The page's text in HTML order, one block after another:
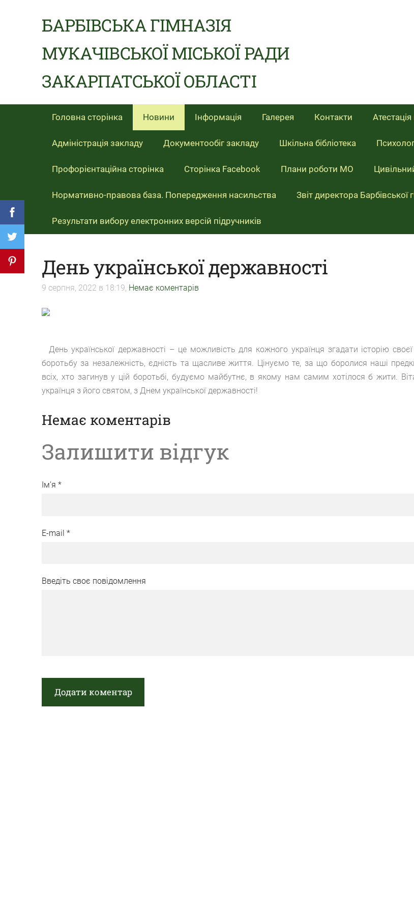
БАРБІВСЬКА ГІМНАЗІЯ
МУКАЧІВСЬКОЇ МІСЬКОЇ РАДИ
ЗАКАРПАТСЬКОЇ ОБЛАСТІ
Головна сторінка Новини Інформація Галерея Контакти
Адміністрація закладу Документообіг закладу Шкільна бібліотека
Профорієнтаційна сторінка Сторінка Facebook Плани роботи МО
Нормативно-правова база. Попередження насильства Звіт директора Барбівської
Результати вибору електронних версій підручників
День української державності
9 серпня, 2022 в 18:19, Немає коментарів
День української державності – це можливість для кожного українця згадати історію
боротьбу за незалежність, єдність та щасливе життя. Цінуємо те, за що боролися наші
всіх, хто загинув у цій боротьбі, будуємо майбутнє, в якому нам самим хотілося б жити.
українця з його святом, з Днем української державності!
Немає коментарів
Залишити відгук
Ім'я *
E-mail *
Введіть своє повідомлення